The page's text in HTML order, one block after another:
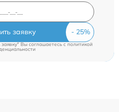
заявку
Вы соглашаетесь c политикой